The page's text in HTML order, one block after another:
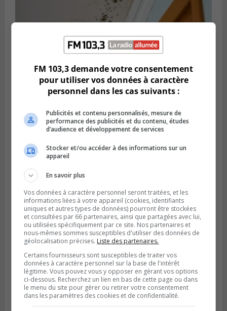
LONGUEUIL
La Rive-Sud infestée par des logements
insalubres
Publié le 12 février 2024 à 10h54
Le timbre poste risque de coûter plus cher
FM 103,3 demande votre consentement
pour utiliser vos données à caractère
personnel dans les cas suivants :
Publicités et contenu personnalisés, mesure de
performance des publicités et du contenu, études
d’audience et développement de services
Stocker et/ou accéder à des informations sur un
appareil
En savoir plus
Vos données à caractère personnel seront traitées, et les
informations liées à votre appareil (cookies, identifiants
uniques et autres types de données) pourront être stockées
et consultées par 66 partenaires, ainsi que partagées avec lui,
ou utilisées spécifiquement par ce site. Nos partenaires et
nous-mêmes sommes susceptibles d'utiliser des données de
géolocalisation précises. Liste des partenaires.
Certains fournisseurs sont susceptibles de traiter vos
données à caractère personnel sur la base de l'intérêt
légitime. Vous pouvez vous y opposer en gérant vos options
ci-dessous. Recherchez un lien en bas de cette page ou dans
le menu du site pour gérer ou retirer votre consentement
dans les paramètres des cookies et de confidentialité.